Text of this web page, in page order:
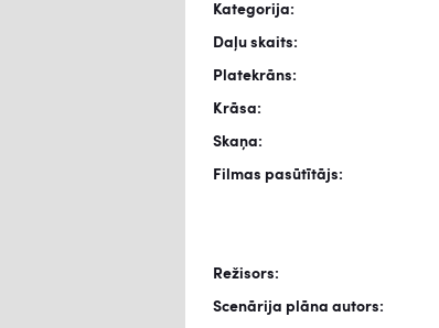
Kategorija:
Daļu skaits:
Platekrāns:
Krāsa:
Skaņa:
Filmas pasūtītājs:
Režisors:
Scenārija plāna autors: